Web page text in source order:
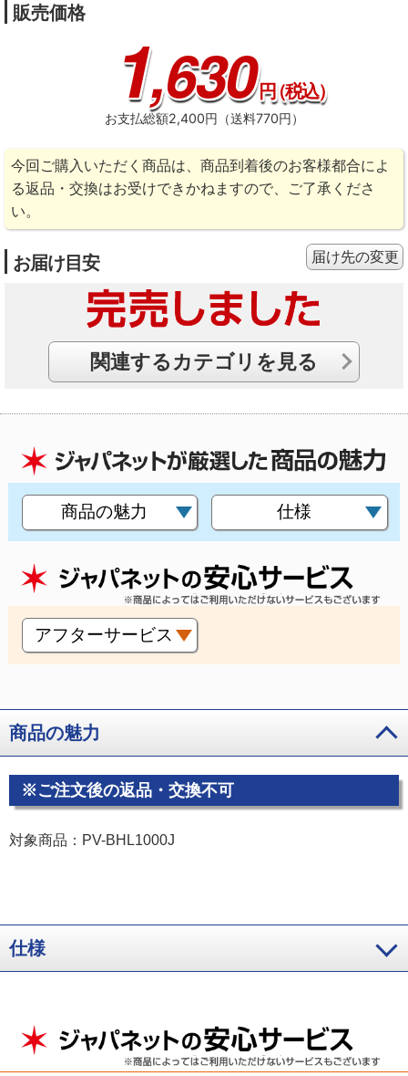
販売価格
1,630円（税込）
お支払総額2,400円（送料770円）
今回ご購入いただく商品は、商品到着後のお客様都合によ
る返品・交換はお受けできかねますので、ご了承くださ
い。
お届け目安 届け先の変更
関連するカテゴリを見る
商品の魅力 仕様
アフターサービス
商品の魅力
※ご注文後の返品・交換不可
対象商品：PV-BHL1000J
仕様